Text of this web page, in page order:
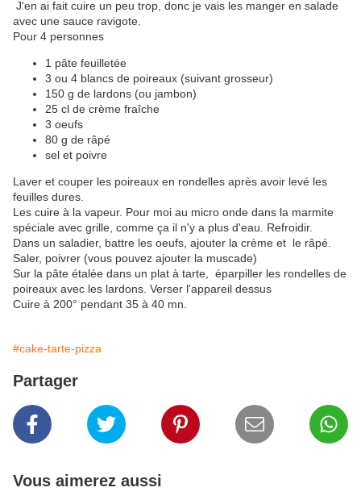
J'en ai fait cuire un peu trop, donc je vais les manger en salade
avec une sauce ravigote.
Pour 4 personnes
1 pâte feuilletée
3 ou 4 blancs de poireaux (suivant grosseur)
150 g de lardons (ou jambon)
25 cl de crème fraîche
3 oeufs
80 g de râpé
sel et poivre
Laver et couper les poireaux en rondelles après avoir levé les
feuilles dures.
Les cuire à la vapeur. Pour moi au micro onde dans la marmite
spéciale avec grille, comme ça il n'y a plus d'eau. Refroidir.
Dans un saladier, battre les oeufs, ajouter la crème et le râpé.
Saler, poivrer (vous pouvez ajouter la muscade)
Sur la pâte étalée dans un plat à tarte, éparpiller les rondelles de
poireaux avec les lardons. Verser l'appareil dessus
Cuire à 200° pendant 35 à 40 mn.
#cake-tarte-pizza
Partager
Vous aimerez aussi